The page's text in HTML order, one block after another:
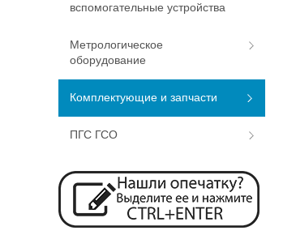
вспомогательные устройства
Метрологическое
оборудование
Комплектующие и запчасти
ПГС ГСО